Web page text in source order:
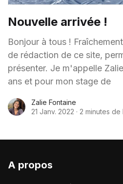
Nouvelle arrivée !
Bonjour à tous !
de rédaction de ce site,
présenter. Je m'appelle
ans et pour mon stage de
Zalie Fontaine
21 Janv. 2022 · 2 minutes de
A propos